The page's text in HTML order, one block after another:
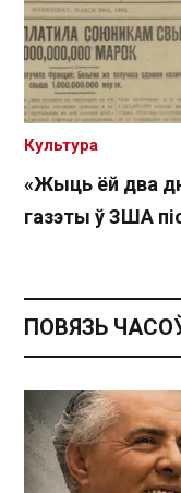
«Жыць ёй два
газэты ў ЗША
Культура
ПОВЯЗЬ